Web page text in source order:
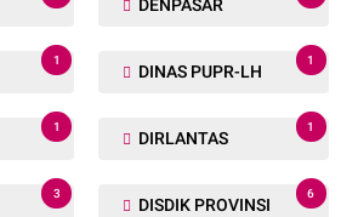
DENPASAR
1
DINAS PUPR-LH
1
1
DIRLANTAS
1
3
DISDIK PROVINSI
6